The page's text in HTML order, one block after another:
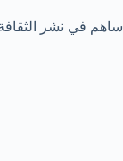
ساهم في نشر